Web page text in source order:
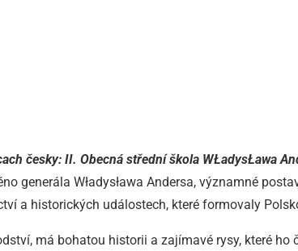
česky: II. Obecná střední škola WŁadysŁawa
generála Władysława Andersa, významné
a historických událostech, které formovaly
má bohatou historii a zajímavé rysy, které